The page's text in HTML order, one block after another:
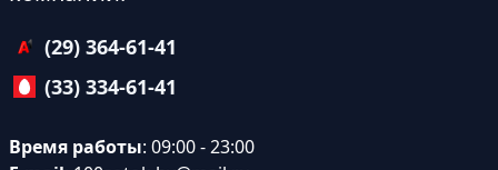
(29) 364-61-41
(33) 334-61-41
Время работы: 09:00 - 23:00